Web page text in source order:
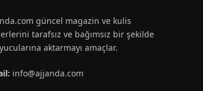
güncel magazin ve kulis
tarafsız ve bağımsız bir şekilde
aktarmayı amaçlar.
info@ajjanda.com